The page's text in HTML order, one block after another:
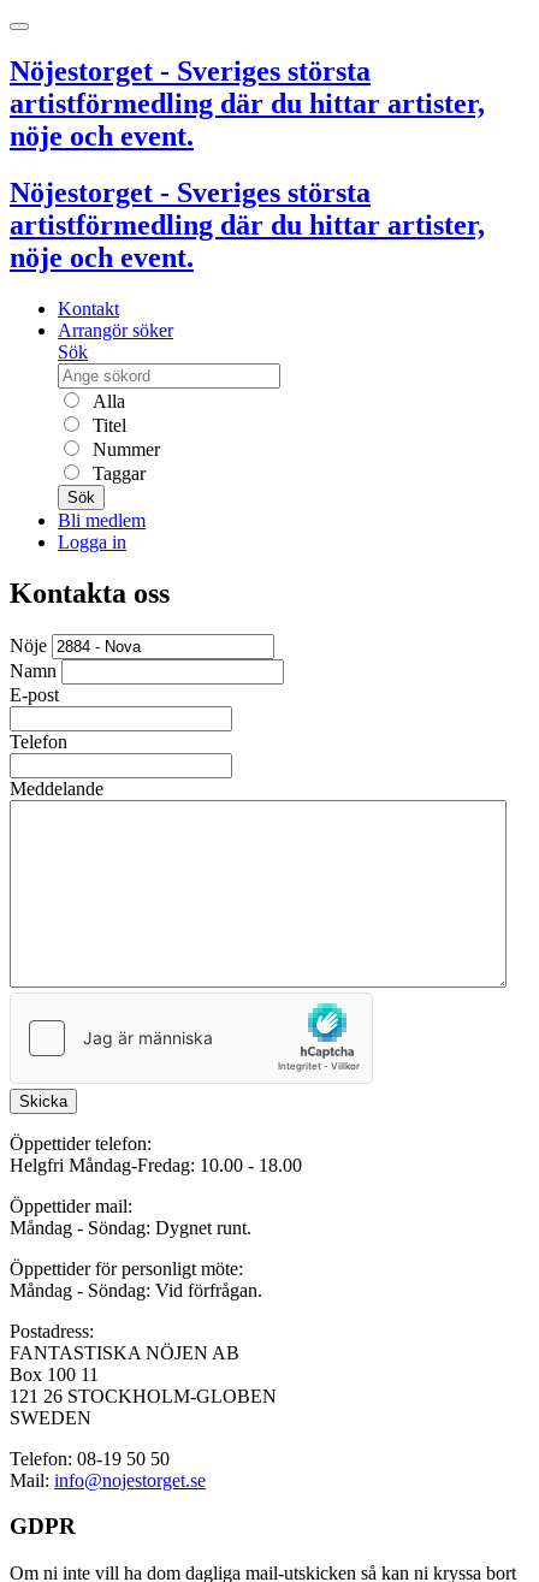
Nöjestorget - Sveriges största
artistförmedling där du hittar artister,
nöje och event.
Nöjestorget - Sveriges största
artistförmedling där du hittar artister,
nöje och event.
Kontakt
Arrangör söker
Sök
Alla
Titel
Nummer
Taggar
Sök
Bli medlem
Logga in
Kontakta oss
Nöje
Namn
E-post
Telefon
Meddelande
Skicka
Öppettider telefon:
Helgfri Måndag-Fredag: 10.00 - 18.00
Öppettider mail:
Måndag - Söndag: Dygnet runt.
Öppettider för personligt möte:
Måndag - Söndag: Vid förfrågan.
Postadress:
FANTASTISKA NÖJEN AB
Box 100 11
121 26 STOCKHOLM-GLOBEN
SWEDEN
Telefon: 08-19 50 50
Mail: info@nojestorget.se
GDPR
Om ni inte vill ha dom dagliga mail-utskicken så kan ni kryssa bort